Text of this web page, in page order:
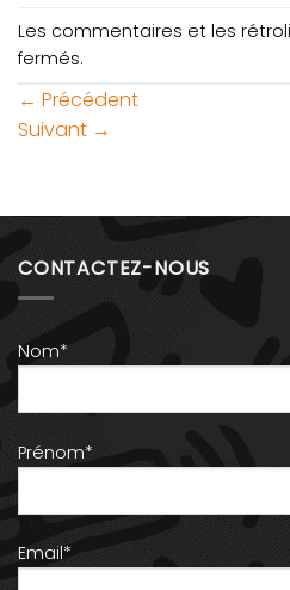
Les commentaires et les
fermés.
← Précédent
Suivant →
CONTACTEZ-NOUS
Nom*
Prénom*
Email*